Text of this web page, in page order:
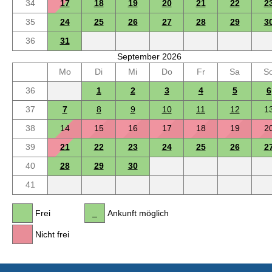
34
17 18 19 20 21 22
35
24 25 26 27 28 29
36
31
September 2026
Mo
Di Mi Do Fr Sa
36
1 2 3 4 5
6
37
7 8 9 10 11 12
38
14 15 16 17 18 19
39
21 22 23 24 25 26
40
28 29
30
41
Frei
Nicht frei
Ankunft möglich